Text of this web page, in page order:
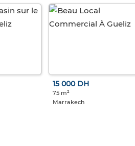
15 000 DH
75 m²
Marrakech